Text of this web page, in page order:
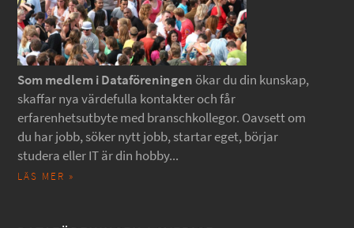
Som medlem i Dataföreningen ökar du din kunskap,
skaffar nya värdefulla kontakter och får
erfarenhetsutbyte med branschkollegor. Oavsett om
du har jobb, söker nytt jobb, startar eget, börjar
studera eller IT är din hobby...
LÄS MER »